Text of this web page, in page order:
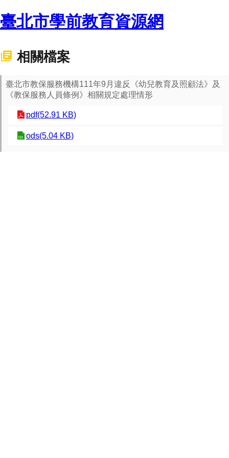
臺北市學前教育資源網
相關檔案
臺北市教保服務機構111年9月違反《幼兒教育及照顧法》及
《教保服務人員條例》相關規定處理情形
pdf(52.91 KB)
ods(5.04 KB)